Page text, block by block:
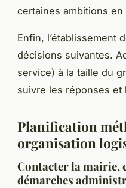
certaines ambitions
Enfin, l’établissement
décisions suivantes.
service) à la taille du
suivre les réponses et
Planification
organisation
Contacter la mairie,
démarches